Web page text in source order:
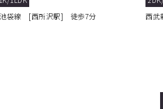
袋線 [西所沢駅] 徒歩7分
西